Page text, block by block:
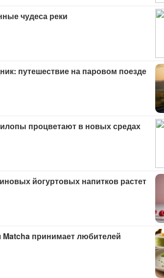
чудеса реки
путешествие на паровом поезде
процветают в новых средах
йогуртовых напитков растет
принимает любителей